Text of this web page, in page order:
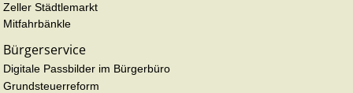
Zeller Städtlemarkt
Mitfahrbänkle
Bürgerservice
Digitale Passbilder im Bürgerbüro
Grundsteuerreform